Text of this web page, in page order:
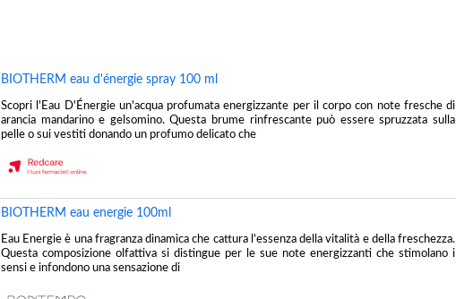
BIOTHERM eau d'énergie spray 100 ml
Scopri l'Eau D'Énergie un'acqua profumata energizzante per il corpo con note fresche di
arancia mandarino e gelsomino. Questa brume rinfrescante può essere spruzzata sulla
pelle o sui vestiti donando un profumo delicato che
BIOTHERM eau energie 100ml
Eau Energie è una fragranza dinamica che cattura l'essenza della vitalità e della freschezza.
Questa composizione olfattiva si distingue per le sue note energizzanti che stimolano i
sensi e infondono una sensazione di